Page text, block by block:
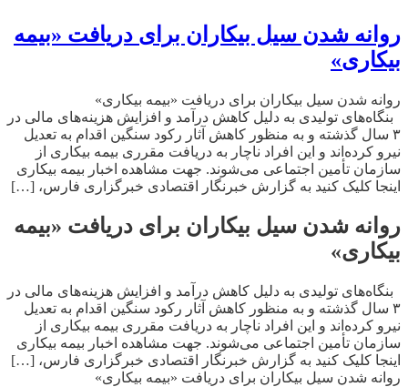
روانه شدن سیل بیکاران برای دریافت «بیمه
بیکاری»
روانه شدن سیل بیکاران برای دریافت «بیمه بیکاری»
بنگاه‌های تولیدی به دلیل کاهش درآمد و افزایش هزینه‌های مالی در
۳ سال گذشته و به منظور کاهش آثار رکود سنگین اقدام به تعدیل
نیرو کرده‌اند و این افراد ناچار به دریافت مقرری بیمه بیکاری از
سازمان تأمین اجتماعی می‌شوند. جهت مشاهده اخبار بیمه بیکاری
اینجا کلیک کنید به گزارش خبرنگار اقتصادی خبرگزاری فارس، […]
روانه شدن سیل بیکاران برای دریافت «بیمه
بیکاری»
بنگاه‌های تولیدی به دلیل کاهش درآمد و افزایش هزینه‌های مالی در
۳ سال گذشته و به منظور کاهش آثار رکود سنگین اقدام به تعدیل
نیرو کرده‌اند و این افراد ناچار به دریافت مقرری بیمه بیکاری از
سازمان تأمین اجتماعی می‌شوند. جهت مشاهده اخبار بیمه بیکاری
اینجا کلیک کنید به گزارش خبرنگار اقتصادی خبرگزاری فارس، […]
روانه شدن سیل بیکاران برای دریافت «بیمه بیکاری»